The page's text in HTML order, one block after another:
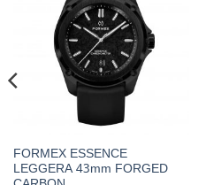
FORMEX ESSENCE
LEGGERA 43mm FORGED